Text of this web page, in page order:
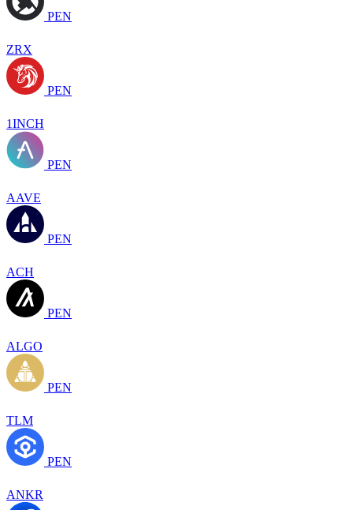
PEN
ZRX
PEN
1INCH
PEN
AAVE
PEN
ACH
PEN
ALGO
PEN
TLM
PEN
ANKR